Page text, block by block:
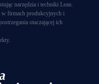
narzędzia i techniki Lean.
w firmach produkcyjnych i
otaczającej ich